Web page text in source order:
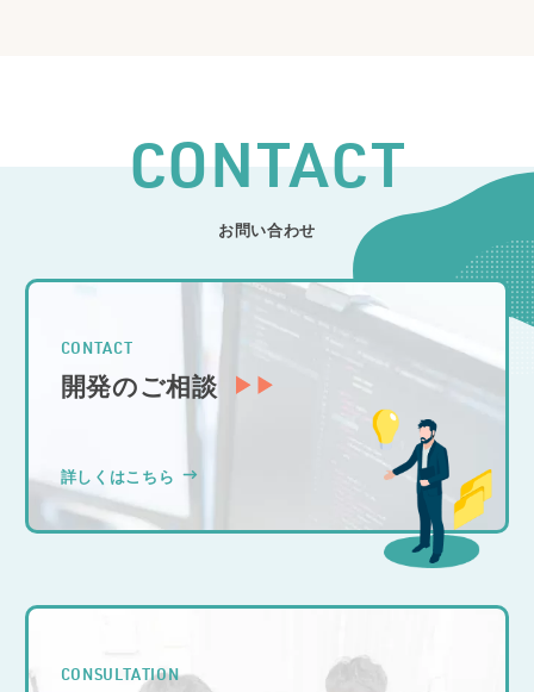
CONTACT
お問い合わせ
CONTACT
開発のご相談
詳しくはこちら
CONSULTATION